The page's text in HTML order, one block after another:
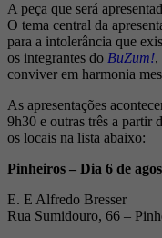
A peça que será
O tema central da
para a intolerância que
os integrantes do BuZum!,
conviver em harmonia
As apresentações
9h30 e outras três a partir
os locais na lista abaixo:
Pinheiros – Dia 6 de
E. E Alfredo Bresser
Rua Sumidouro, 66 –